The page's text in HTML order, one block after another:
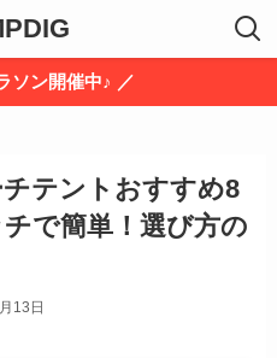
ソン開催中♪ ／
テントおすすめ8
で簡単！選び方の
13日